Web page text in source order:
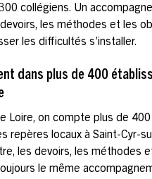
collégiens. Un
les méthodes et les
les difficultés s’installer.
dans plus de 400
Loire, on compte plus de
repères locaux à Saint-Cyr-
les devoirs, les méthodes
le même